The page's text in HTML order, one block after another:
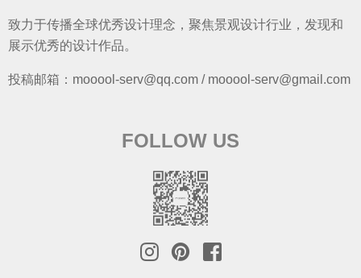
致力于传播全球优秀设计理念，聚焦景观设计行业，发现和
展示优秀的设计作品。
投稿邮箱：mooool-serv@qq.com / mooool-serv@gmail.com
FOLLOW US